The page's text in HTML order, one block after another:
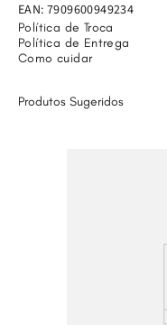
EAN: 7909600949234
Política de Troca
Política de Entrega
Como cuidar
Produtos Sugeridos